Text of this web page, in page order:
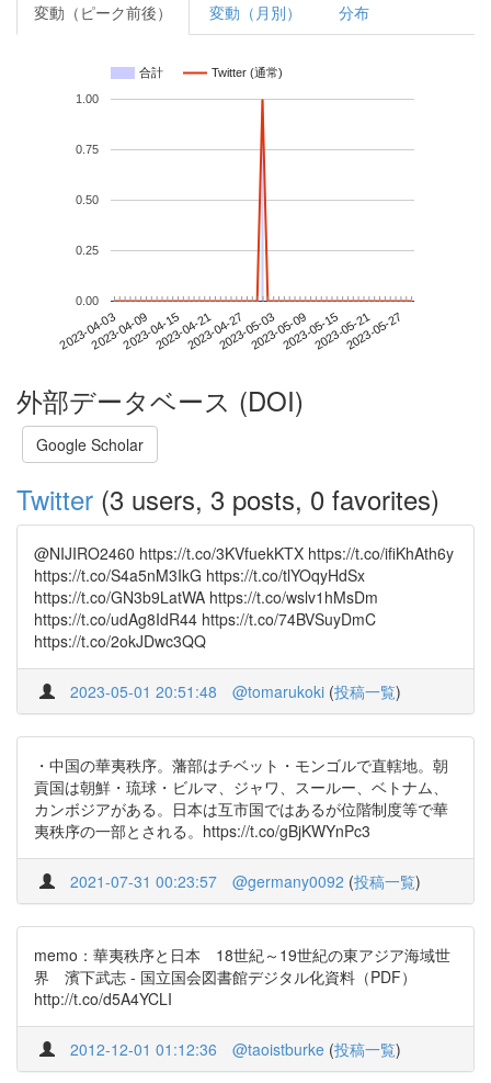
変動（ピーク前後） 変動（月別） 分布
合計 Twitter (通常)
2023-04-032023-04-092023-04-152023-04-212023-04-272023-05-032023-05-092023-05-152023-05-212023-05-27
0.00
0.25
0.50
0.75
1.00
外部データベース (DOI)
Google Scholar
Twitter (3 users, 3 posts, 0 favorites)
@NIJIRO2460 https://t.co/3KVfuekKTX https://t.co/ifiKhAth6y
https://t.co/S4a5nM3IkG https://t.co/tlYOqyHdSx
https://t.co/GN3b9LatWA https://t.co/wslv1hMsDm
https://t.co/udAg8IdR44 https://t.co/74BVSuyDmC
https://t.co/2okJDwc3QQ
2023-05-01 20:51:48 @tomarukoki (投稿一覧)
・中国の華夷秩序。藩部はチベット・モンゴルで直轄地。朝
貢国は朝鮮・琉球・ビルマ、ジャワ、スールー、ベトナム、
カンボジアがある。日本は互市国ではあるが位階制度等で華
夷秩序の一部とされる。https://t.co/gBjKWYnPc3
2021-07-31 00:23:57 @germany0092 (投稿一覧)
memo：華夷秩序と日本 18世紀～19世紀の東アジア海域世
界 濱下武志 - 国立国会図書館デジタル化資料（PDF）
http://t.co/d5A4YCLI
2012-12-01 01:12:36 @taoistburke (投稿一覧)